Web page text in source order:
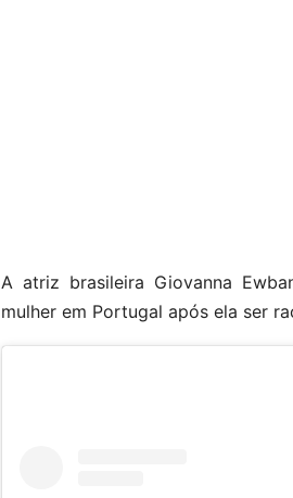
A atriz brasileira Giovanna
mulher em Portugal após ela ser